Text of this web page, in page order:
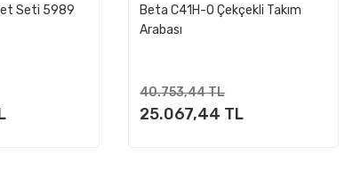
Seti 5989
Beta C41H-O Çekçekli Takım
Arabası
40.753,44 TL
25.067,44 TL